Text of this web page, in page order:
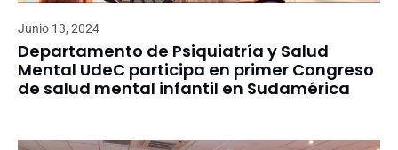
Junio 13, 2024
Departamento de Psiquiatría y Salud
Mental UdeC participa en primer Congreso
de salud mental infantil en Sudamérica